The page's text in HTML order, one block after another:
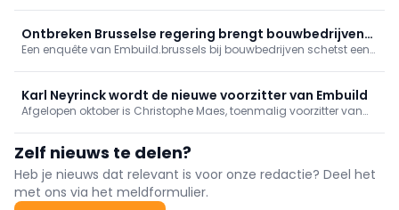
zegt Niko Demeester, CEO van Embuild.
Ontbreken Brusselse regering brengt bouwbedrijven
in gevaar
Een enquête van Embuild.brussels bij bouwbedrijven schetst een
van de ondernemingen.
Karl Neyrinck wordt de nieuwe voorzitter van Embuild
Afgelopen oktober is Christophe Maes, toenmalig voorzitter van
voorzitter van Embuild.
Zelf nieuws te delen?
Heb je nieuws dat relevant is voor onze redactie? Deel het
met ons via het meldformulier.